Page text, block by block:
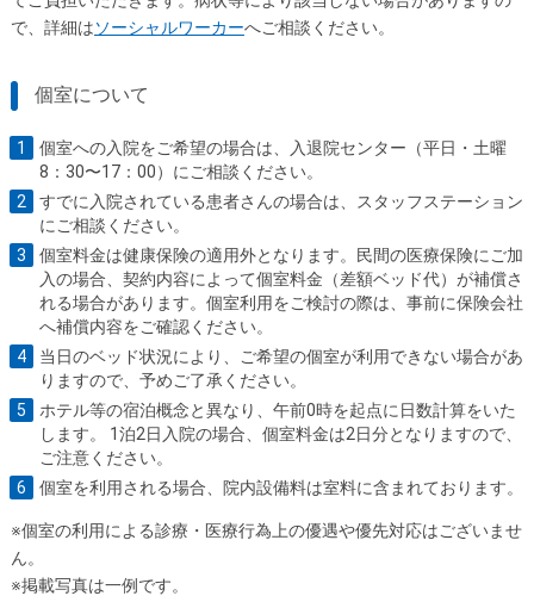
で、詳細はソーシャルワーカーへご相談ください。
個室について
個室への入院をご希望の場合は、入退院センター（平日・土曜
8：30〜17：00）にご相談ください。
すでに入院されている患者さんの場合は、スタッフステーション
にご相談ください。
個室料金は健康保険の適用外となります。民間の医療保険にご加
入の場合、契約内容によって個室料金（差額ベッド代）が補償さ
れる場合があります。個室利用をご検討の際は、事前に保険会社
へ補償内容をご確認ください。
当日のベッド状況により、ご希望の個室が利用できない場合があ
りますので、予めご了承ください。
ホテル等の宿泊概念と異なり、午前0時を起点に日数計算をいた
します。 1泊2日入院の場合、個室料金は2日分となりますので、
ご注意ください。
個室を利用される場合、院内設備料は室料に含まれております。
※個室の利用による診療・医療行為上の優遇や優先対応はございませ
ん。
※掲載写真は一例です。